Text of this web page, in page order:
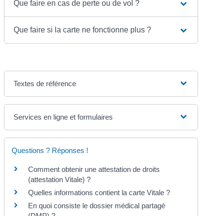
Que faire en cas de perte ou de vol ?
Que faire si la carte ne fonctionne plus ?
Textes de référence
Services en ligne et formulaires
Questions ? Réponses !
Comment obtenir une attestation de droits
(attestation Vitale) ?
Quelles informations contient la carte Vitale ?
En quoi consiste le dossier médical partagé